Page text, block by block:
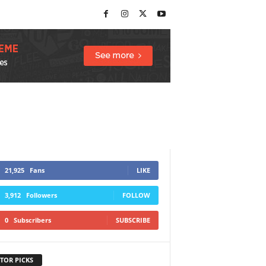
21,925 Fans LIKE
3,912 Followers FOLLOW
0 Subscribers SUBSCRIBE
PICKS